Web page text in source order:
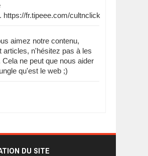
https://fr.tipeee.com/cultnclick
aimez notre contenu,
articles, n'hésitez pas à les
Cela ne peut que nous aider
qu'est le web ;)
DU SITE